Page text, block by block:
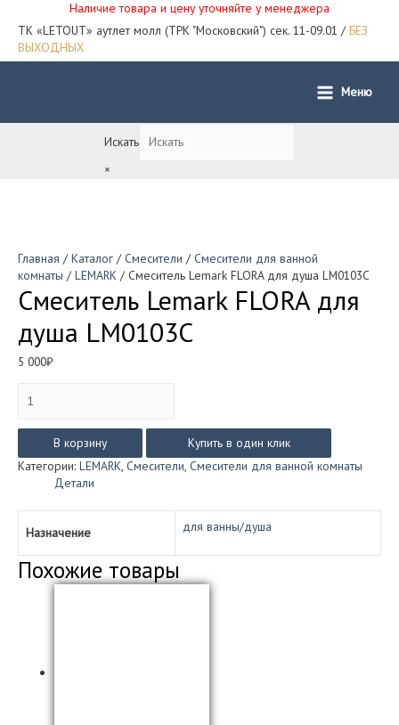
Наличие товара и цену уточняйте у менеджера
ТК «LETOUT» аутлет молл (ТРК "Московский") сек. 11-09.01 / БЕЗ
ВЫХОДНЫХ
Main
Меню
Искать
×
Главная / Каталог / Смесители / Смесители для ванной
комнаты / LEMARK / Смеситель Lemark FLORA для душа LM0103C
Смеситель Lemark FLORA для
душа LM0103C
5 000₽
товара
Lemark
FLORA
для
LM0103C
В корзину
Купить в один клик
Категории: LEMARK, Смесители, Смесители для ванной комнаты
Детали
Назначение для ванны/душа
Похожие товары